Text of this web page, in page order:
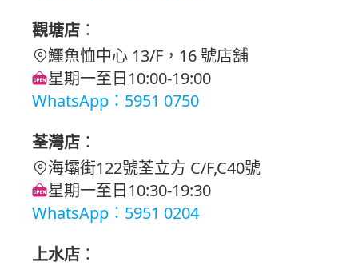
觀塘店 ：
鱷魚恤中心 13/F，16 號店舖
星期一至日10:00-19:00
WhatsApp：5951 0750
荃灣店 ：
海壩街122號荃立方 C/F,C40號
星期一至日10:30-19:30
WhatsApp：5951 0204
上水店 ：